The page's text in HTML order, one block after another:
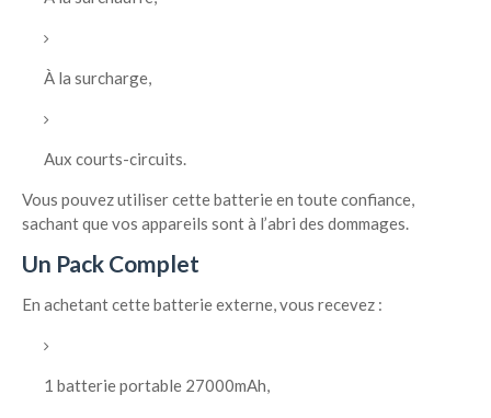
À la surcharge,
Aux courts-circuits.
Vous pouvez utiliser cette batterie en toute confiance,
sachant que vos appareils sont à l’abri des dommages.
Un Pack Complet
En achetant cette batterie externe, vous recevez :
1 batterie portable 27000mAh,